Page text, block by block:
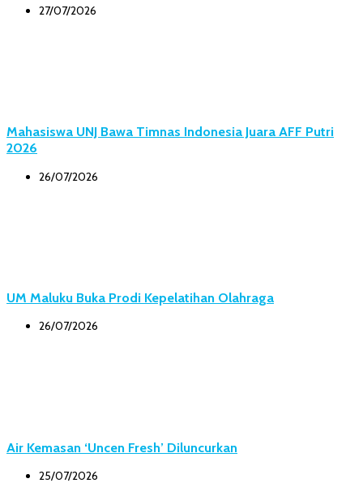
27/07/2026
Mahasiswa UNJ Bawa Timnas Indonesia Juara AFF Putri
2026
26/07/2026
UM Maluku Buka Prodi Kepelatihan Olahraga
26/07/2026
Air Kemasan ‘Uncen Fresh’ Diluncurkan
25/07/2026